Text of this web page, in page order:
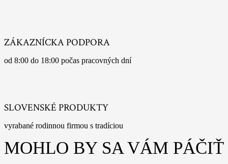
ZÁKAZNÍCKA PODPORA
od 8:00 do 18:00 počas pracovných dní
SLOVENSKÉ PRODUKTY
vyrabané rodinnou firmou s tradíciou
MOHLO BY SA VÁM PÁČIŤ